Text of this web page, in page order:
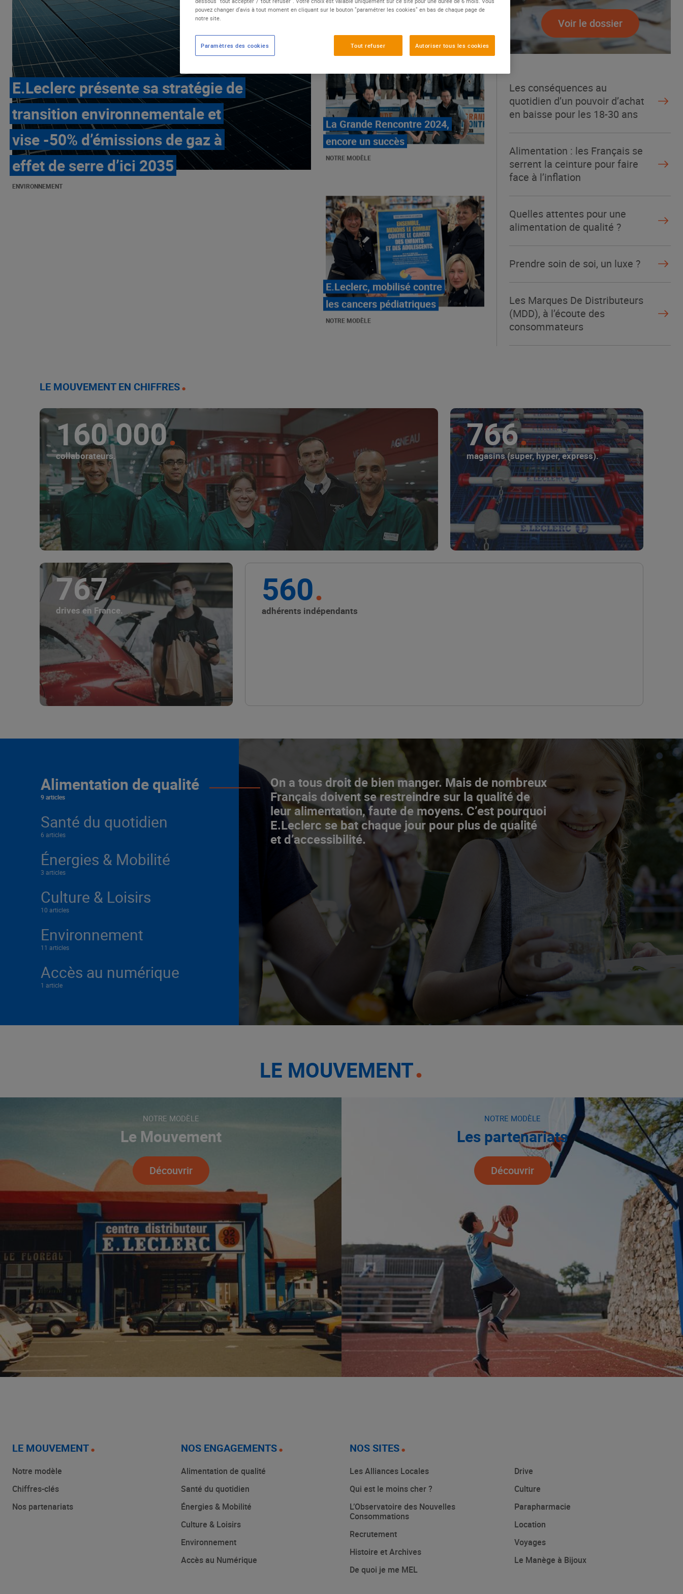
E.Leclerc présente sa stratégie de
transition environnementale et
vise -50% d’émissions de gaz à
effet de serre d’ici 2035
ENVIRONNEMENT
E.Leclerc, mobilisé contre
les cancers pédiatriques
NOTRE MODÈLE
LE MOUVEMENT
E.LECLERC ET SES
COMBATS
NOTRE MODÈLE
« Repérage » - La nouvelle
revue de tendances de
Marque Repère
ALIMENTATION DE QUALITÉ
producteurs avec les
L’ascenceur social
fonctionne chez E.Leclerc !
NOTRE MODÈLE
La Grande Rencontre 2024,
Voir le dossier
Les conséquences au
quotidien d’un pouvoir d’achat
en baisse pour les 18-30 ans
Alimentation : les Français se
serrent la ceinture pour faire
face à l’inflation
Quelles attentes pour une
alimentation de qualité ?
Prendre soin de soi, un luxe ?
Les Marques De Distributeurs
(MDD), à l’écoute des
consommateurs
LE MOUVEMENT EN CHIFFRES
160 000
collaborateurs.
766
magasins (super, hyper, express).
767
drives en France.
560
adhérents indépendants
Alimentation de qualité
9 articles
On a tous droit de bien manger. Mais de nombreux
Français doivent se restreindre sur la qualité de
leur alimentation, faute de moyens. C’est pourquoi
E.Leclerc se bat chaque jour pour plus de qualité
et d’accessibilité.
Santé du quotidien
6 articles
Énergies & Mobilité
3 articles
Culture & Loisirs
10 articles
Environnement
11 articles
Accès au numérique
1 article
LE MOUVEMENT
NOTRE MODÈLE
Le Mouvement
Découvrir
NOTRE MODÈLE
Les partenariats
Découvrir
LE MOUVEMENT
Notre modèle
Chiffres-clés
Nos partenariats
NOS ENGAGEMENTS
Alimentation de qualité
Santé du quotidien
Énergies & Mobilité
Culture & Loisirs
Environnement
Accès au Numérique
NOS SITES
Les Alliances Locales
Qui est le moins cher ?
L’Observatoire des Nouvelles
Consommations
Recrutement
Histoire et Archives
De quoi je me MEL
Drive
Culture
Parapharmacie
Location
Voyages
Le Manège à Bijoux
pouvez changer d'avis à tout moment en cliquant sur le bouton "paramétrer les cookies" en bas de chaque page de
notre site.
Tout refuser Autoriser tous les cookies
Paramètres des cookies